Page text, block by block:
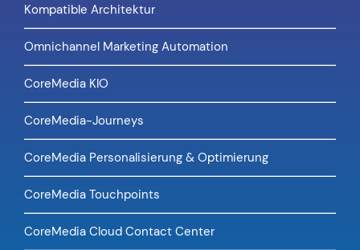
Kompatible Architektur
Omnichannel Marketing Automation
CoreMedia KIO
CoreMedia-Journeys
CoreMedia Personalisierung & Optimierung
CoreMedia Touchpoints
CoreMedia Cloud Contact Center